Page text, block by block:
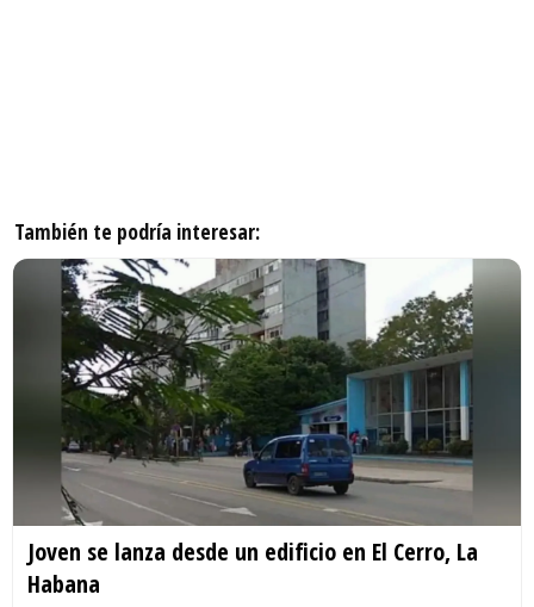
También te podría interesar:
Joven se lanza desde un edificio en El Cerro, La
Habana